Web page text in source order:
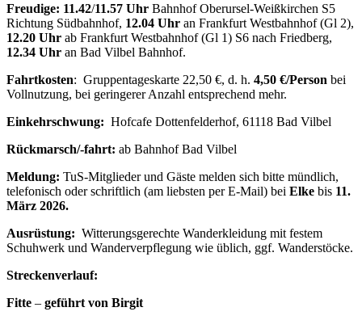
Freudige: 11.42/11.57 Uhr Bahnhof Oberursel-Weißkirchen S5
Richtung Südbahnhof, 12.04 Uhr an Frankfurt Westbahnhof (Gl 2),
12.20 Uhr ab Frankfurt Westbahnhof (Gl 1) S6 nach Friedberg,
12.34 Uhr an Bad Vilbel Bahnhof.
Fahrtkosten: Gruppentageskarte 22,50 €, d. h. 4,50 €/Person bei
Vollnutzung, bei geringerer Anzahl entsprechend mehr.
Einkehrschwung: Hofcafe Dottenfelderhof, 61118 Bad Vilbel
Rückmarsch/-fahrt: ab Bahnhof Bad Vilbel
Meldung: TuS-Mitglieder und Gäste melden sich bitte mündlich,
telefonisch oder schriftlich (am liebsten per E-Mail) bei Elke bis 11.
März 2026.
Ausrüstung: Witterungsgerechte Wanderkleidung mit festem
Schuhwerk und Wanderver­pflegung wie üblich, ggf. Wanderstöcke.
Streckenverlauf:
Fitte – geführt von Birgit